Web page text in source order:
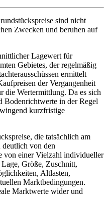
sind nicht
Zwecken und beruhen auf
Lagewert für
Gebietes, der regelmäßig
ermittelt
der Vergangenheit
die Wertermittlung. Da es sich
Bodenrichtwerte in der Regel
kurzfristige
die tatsächlich am
von den
von einer Vielzahl individueller
Größe, Zuschnitt,
Altlasten,
Marktbedingungen.
Marktwerte wider und